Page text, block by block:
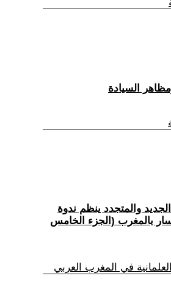
الجديد والمتجدد ينظم ندوة
بالمغرب (الجزء الخامس
في المغرب العربي